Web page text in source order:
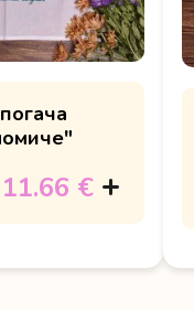
11.66 €